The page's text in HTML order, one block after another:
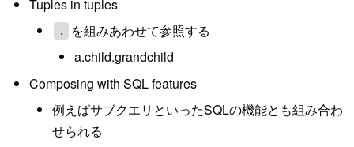
Tuples in tuples
.
を組みあわせて参照する
a.child.grandchild
Composing with SQL features
例えばサブクエリといったSQLの機能とも組み合わ
せられる